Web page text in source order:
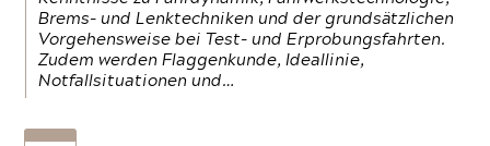
Brems- und Lenktechniken und der grundsätzlichen
Vorgehensweise bei Test- und Erprobungsfahrten.
Zudem werden Flaggenkunde, Ideallinie,
Notfallsituationen und…